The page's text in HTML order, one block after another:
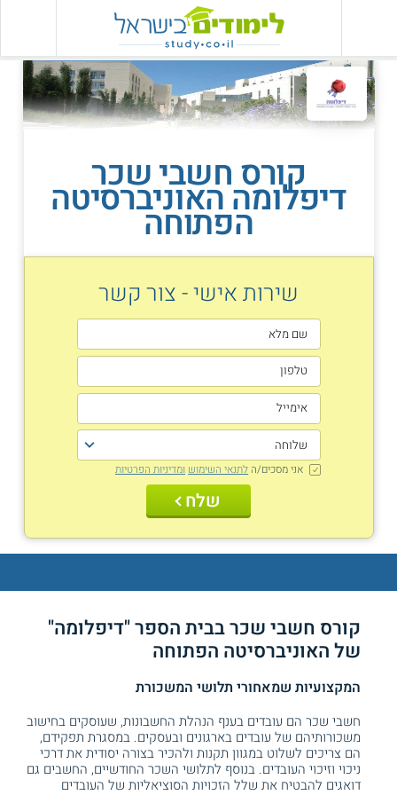
קורס חשבי שכר
דיפלומה האוניברסיטה
הפתוחה
שירות אישי - צור קשר
אני מסכים/ה לתנאי השימוש ומדיניות הפרטיות
שלח
קורס חשבי שכר בבית הספר "דיפלומה"
של האוניברסיטה הפתוחה
המקצועיות שמאחורי תלושי המשכורת
חשבי שכר הם עובדים בענף הנהלת החשבונות, שעוסקים בחישוב
משכורותיהם של עובדים בארגונים ובעסקים. במסגרת תפקידם,
הם צריכים לשלוט במגוון תקנות ולהכיר בצורה יסודית את דרכי
ניכוי וזיכוי העובדים. בנוסף לתלושי השכר החודשיים, החשבים גם
דואגים להבטיח את שלל הזכויות הסוציאליות של העובדים